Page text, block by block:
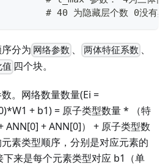
# 40 为隐藏层个数 0没有具体
分为 网络参数 、 两体特征系数 、
值 四个块。
。网络数量数量(Ei =
+ b1) = 原子类型数量 * （特
ANN[0] + ANN[0]） + 原子类型数
素类型顺序，分别是对应元素的
来是每个元素类型对应 b1（单